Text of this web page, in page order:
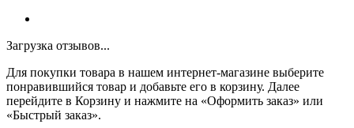
Загрузка отзывов...
Для покупки товара в нашем интернет-магазине выберите
понравившийся товар и добавьте его в корзину. Далее
перейдите в Корзину и нажмите на «Оформить заказ» или
«Быстрый заказ».